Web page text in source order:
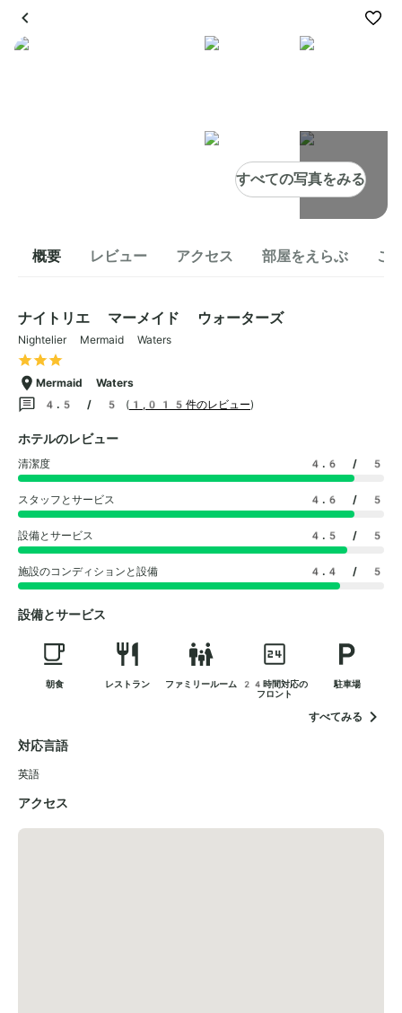
すべての写真をみる
概要 レビュー アクセス 部屋をえらぶ こ
ナイトリエ マーメイド ウォーターズ
Nightelier Mermaid Waters
Mermaid Waters
4.5 / 5
( 1,015件のレビュー)
ホテルのレビュー
清潔度 4.6 / 5
スタッフとサービス 4.6 / 5
設備とサービス 4.5 / 5
施設のコンディションと設備 4.4 / 5
設備とサービス
朝食 レストラン ファミリールーム
24時間対応の
フロント
駐車場
すべてみる
対応言語
英語
アクセス